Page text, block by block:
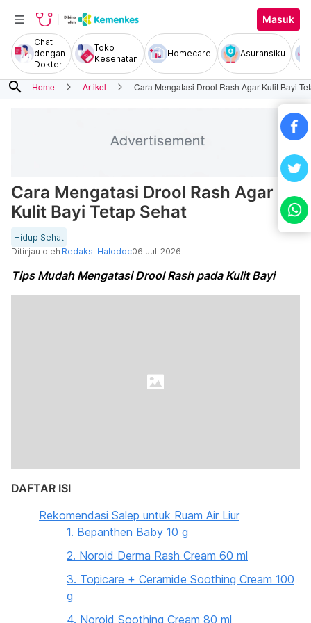
Masuk
Chat
dengan
Dokter
Toko
Kesehatan
Homecare Asuransiku
search Home Artikel Cara Mengatasi Drool Rash Agar Kulit Bayi
Cara Mengatasi Drool Rash Agar
Kulit Bayi Tetap Sehat
Hidup Sehat
Ditinjau oleh Redaksi Halodoc06 Juli 2026
Tips Mudah Mengatasi Drool Rash pada Kulit Bayi
DAFTAR ISI
Rekomendasi Salep untuk Ruam Air Liur
1. Bepanthen Baby 10 g
2. Noroid Derma Rash Cream 60 ml
3. Topicare + Ceramide Soothing Cream 100
g
4. Noroid Soothing Cream 80 ml